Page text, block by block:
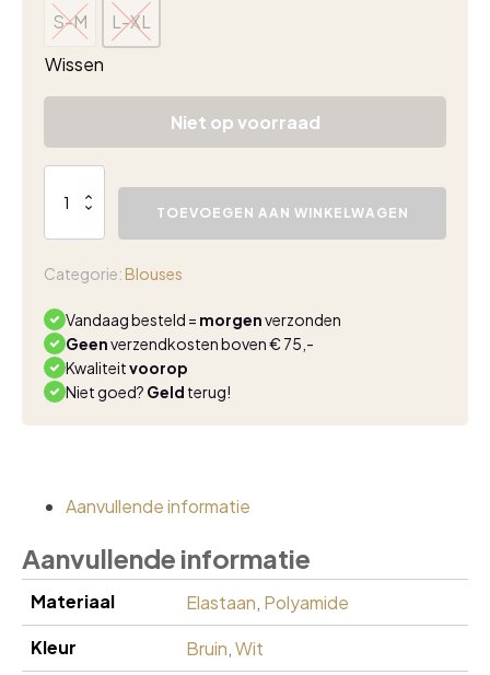
S-M
S-M
L-XL
L-XL
Wissen
Niet op voorraad
Geborduurde
blouse
aantal
TOEVOEGEN AAN WINKELWAGEN
Categorie: Blouses
Vandaag besteld = morgenverzonden
Geenverzendkosten boven € 75,-
Kwaliteitvoorop
Niet goed? Geld terug!
Aanvullende informatie
Aanvullende informatie
Materiaal Elastaan, Polyamide
Kleur
Bruin,Wit